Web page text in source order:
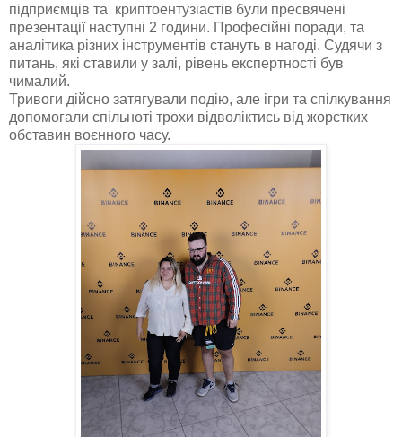
підприємців та криптоентузіастів були пресвячені
презентації наступні 2 години. Професійні поради, та
аналітика різних інструментів стануть в нагоді. Судячи з
питань, які ставили у залі, рівень експертності був
чималий.
Тривоги дійсно затягували подію, але ігри та спілкування
допомогали спільноті трохи відволіктись від жорстких
обставин воєнного часу.